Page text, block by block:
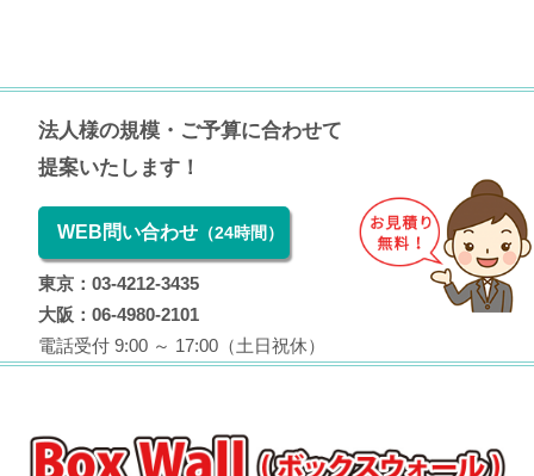
法人様の規模・ご予算に合わせて
提案いたします！
WEB問い合わせ （24時間）
東京：03-4212-3435
大阪：06-4980-2101
電話受付 9:00 ～ 17:00（土日祝休）